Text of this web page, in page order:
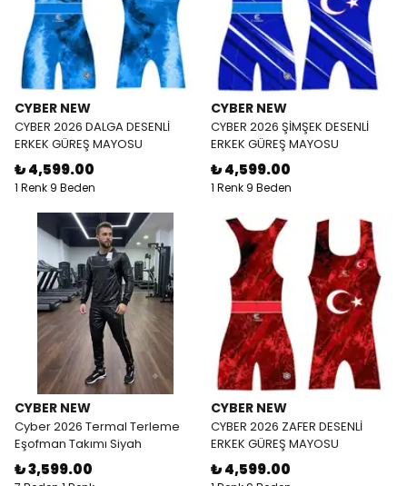
CYBER NEW
CYBER 2026 DALGA DESENLİ
ERKEK GÜREŞ MAYOSU
₺ 4,599.00
1 Renk 9 Beden
CYBER NEW
CYBER 2026 ŞİMŞEK DESENLİ
ERKEK GÜREŞ MAYOSU
₺ 4,599.00
1 Renk 9 Beden
CYBER NEW
Cyber 2026 Termal Terleme
Eşofman Takımı Siyah
₺ 3,599.00
CYBER NEW
CYBER 2026 ZAFER DESENLİ
ERKEK GÜREŞ MAYOSU
₺ 4,599.00